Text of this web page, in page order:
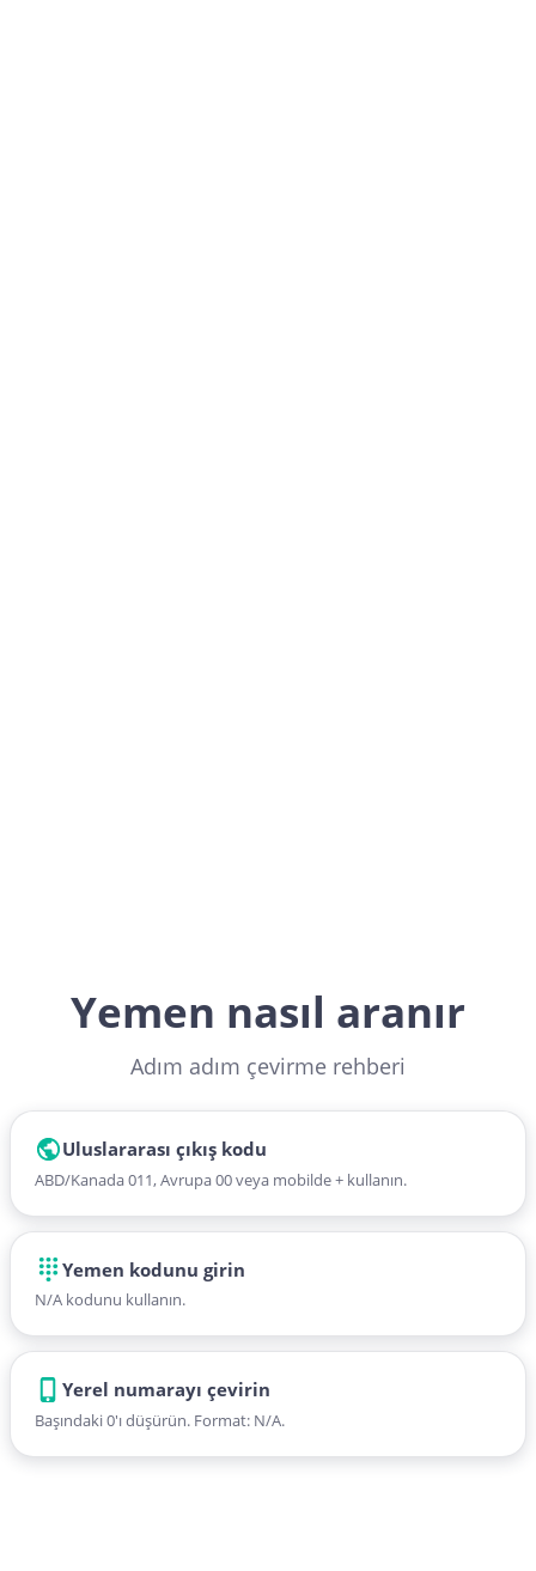
Yemen nasıl aranır
Adım adım çevirme rehberi
Uluslararası çıkış kodu
ABD/Kanada 011, Avrupa 00 veya mobilde + kullanın.
Yemen kodunu girin
N/A kodunu kullanın.
Yerel numarayı çevirin
Başındaki 0'ı düşürün. Format: N/A.